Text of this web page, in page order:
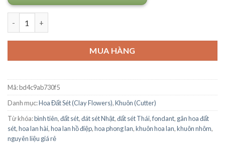
MUA HÀNG
Mã:bd4c9ab730f5
Danh mục:Hoa Đất Sét (Clay Flowers),Khuôn (Cutter)
Từ khóa:bình tiên,đất sét,đát sét Nhật,đất sét Thái,fondant, gân hoa đất
sét,hoa lan hài,hoa lan hồ điệp,hoa phong lan,khuôn hoa lan,khuôn nhôm,
nguyên liệu giá rẻ